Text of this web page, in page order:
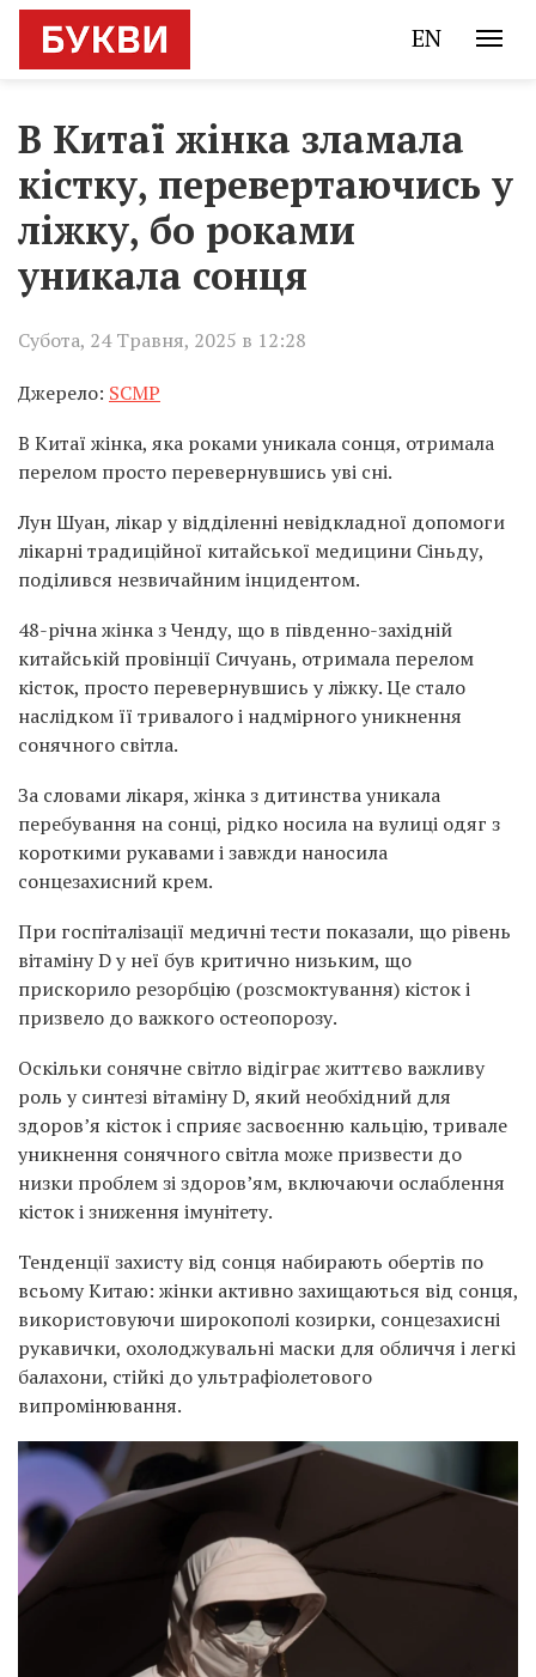
EN
В Китаї жінка зламала
кістку, перевертаючись у
ліжку, бо роками
уникала сонця
Субота, 24 Травня, 2025 в 12:28
Джерело: SCMP
В Китаї жінка, яка роками уникала сонця, отримала
перелом просто перевернувшись уві сні.
Лун Шуан, лікар у відділенні невідкладної допомоги
лікарні традиційної китайської медицини Сіньду,
поділився незвичайним інцидентом.
48-річна жінка з Ченду, що в південно-західній
китайській провінції Сичуань, отримала перелом
кісток, просто перевернувшись у ліжку. Це стало
наслідком її тривалого і надмірного уникнення
сонячного світла.
За словами лікаря, жінка з дитинства уникала
перебування на сонці, рідко носила на вулиці одяг з
короткими рукавами і завжди наносила
сонцезахисний крем.
При госпіталізації медичні тести показали, що рівень
вітаміну D у неї був критично низьким, що
прискорило резорбцію (розсмоктування) кісток і
призвело до важкого остеопорозу.
Оскільки сонячне світло відіграє життєво важливу
роль у синтезі вітаміну D, який необхідний для
здоров’я кісток і сприяє засвоєнню кальцію, тривале
уникнення сонячного світла може призвести до
низки проблем зі здоров’ям, включаючи ослаблення
кісток і зниження імунітету.
Тенденції захисту від сонця набирають обертів по
всьому Китаю: жінки активно захищаються від сонця,
використовуючи широкополі козирки, сонцезахисні
рукавички, охолоджувальні маски для обличчя і легкі
балахони, стійкі до ультрафіолетового
випромінювання.